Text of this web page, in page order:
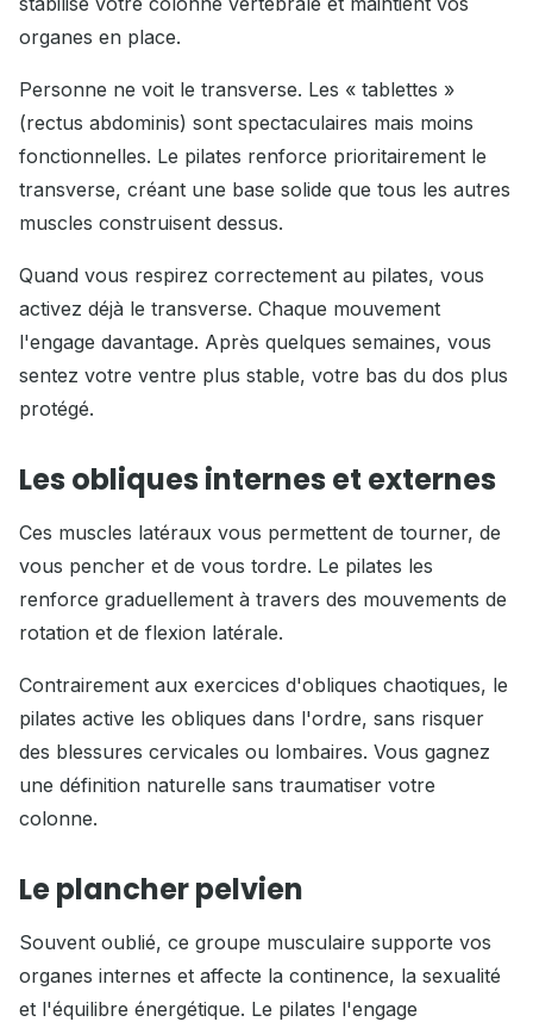
organes en place.
Personne ne voit le transverse. Les « tablettes »
(rectus abdominis) sont spectaculaires mais moins
fonctionnelles. Le pilates renforce prioritairement le
transverse, créant une base solide que tous les autres
muscles construisent dessus.
Quand vous respirez correctement au pilates, vous
activez déjà le transverse. Chaque mouvement
l'engage davantage. Après quelques semaines, vous
sentez votre ventre plus stable, votre bas du dos plus
protégé.
Les obliques internes et externes
Ces muscles latéraux vous permettent de tourner, de
vous pencher et de vous tordre. Le pilates les
renforce graduellement à travers des mouvements de
rotation et de flexion latérale.
Contrairement aux exercices d'obliques chaotiques, le
pilates active les obliques dans l'ordre, sans risquer
des blessures cervicales ou lombaires. Vous gagnez
une définition naturelle sans traumatiser votre
colonne.
Le plancher pelvien
Souvent oublié, ce groupe musculaire supporte vos
organes internes et affecte la continence, la sexualité
et l'équilibre énergétique. Le pilates l'engage